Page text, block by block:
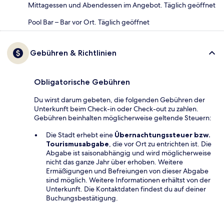
Mittagessen und Abendessen im Angebot. Täglich geöffnet
Pool Bar – Bar vor Ort. Täglich geöffnet
Gebühren & Richtlinien
Obligatorische Gebühren
Du wirst darum gebeten, die folgenden Gebühren der
Unterkunft beim Check-in oder Check-out zu zahlen.
Gebühren beinhalten möglicherweise geltende Steuern:
Die Stadt erhebt eine Übernachtungssteuer bzw.
Tourismusabgabe, die vor Ort zu entrichten ist. Die
Abgabe ist saisonabhängig und wird möglicherweise
nicht das ganze Jahr über erhoben. Weitere
Ermäßigungen und Befreiungen von dieser Abgabe
sind möglich. Weitere Informationen erhältst von der
Unterkunft. Die Kontaktdaten findest du auf deiner
Buchungsbestätigung.